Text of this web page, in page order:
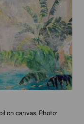
on canvas. Photo: